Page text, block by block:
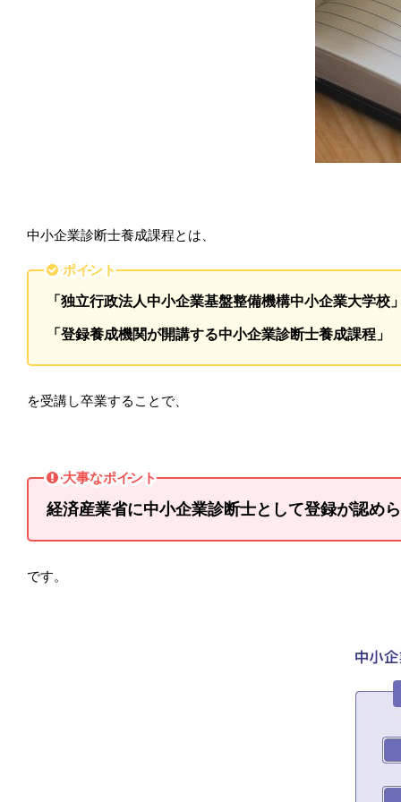
中小企業診断士養成課程とは、
ポイント
「独立行政法人中小企業基盤整備機構中小企業大学校
「登録養成機関が開講する中小企業診断士養成課程」
を受講し卒業することで、
大事なポイント
経済産業省に中小企業診断士として登録が認め
です。